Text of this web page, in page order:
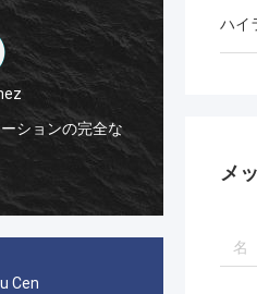
احمد عبدالله
ンの電気通信に使用するあなたの
のpicabondのコネクターは優秀、
の顧客質と非常に満足します働かせま
Cen
ハイ
メ